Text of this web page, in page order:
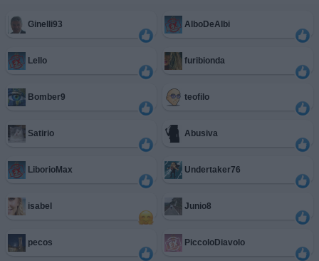
Ginelli93 AlboDeAlbi
Lello furibionda
Bomber9 teofilo
Satirio Abusiva
LiborioMax Undertaker76
isabel Junio8
pecos PiccoloDiavolo